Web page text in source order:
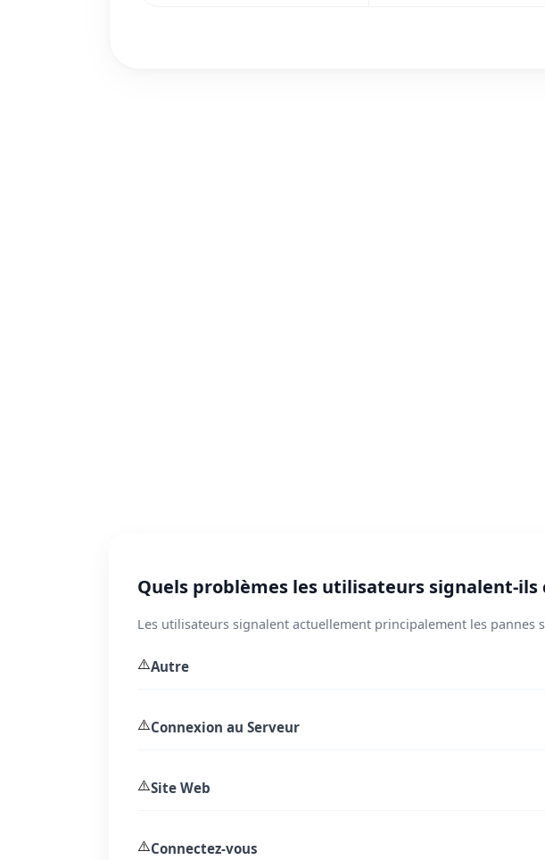
Quels problèmes les utilisateurs signalent-ils
Les utilisateurs signalent actuellement principalement les pannes
⚠️Autre
⚠️Connexion au Serveur
⚠️Site Web
⚠️Connectez-vous